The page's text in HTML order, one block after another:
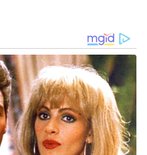
ดิจิทัล หรือ ดีป้า เผยว่า
าวเข้าสู่สังคมผู้สูงอายุอย่าง
รามีจำนวนผู้สูงอายุมากกว่า
ส่วน 18.3% จากจำนวน
ทบาทในการส่งเสริมการนำ
การพัฒนาคุณภาพชีวิตของ